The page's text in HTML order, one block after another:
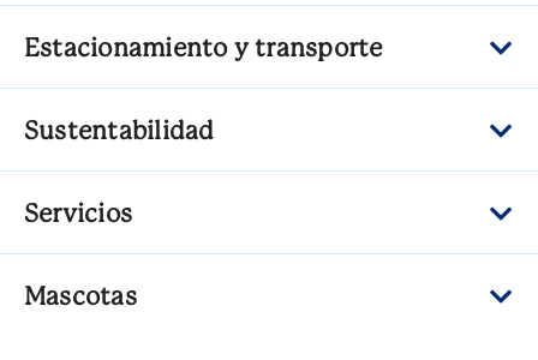
Estacionamiento y transporte
Sustentabilidad
Servicios
Mascotas